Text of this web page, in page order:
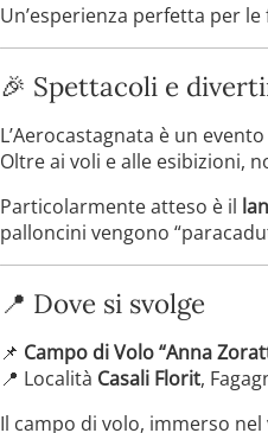
Un’esperienza perfetta per
🎉 Spettacoli e
L’Aerocastagnata è un
Oltre ai voli e alle esibizioni,
Particolarmente atteso è il
palloncini vengono
📍 Dove si svolge
📌 Campo di Volo “Anna
📍 Località Casali Florit,
Il campo di volo, immerso